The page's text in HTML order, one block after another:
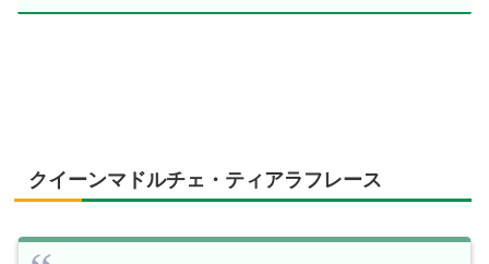
クイーンマドルチェ・ティアラフレース